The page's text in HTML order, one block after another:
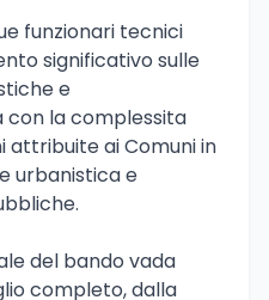
funzionari tecnici
significativo sulle
e
con la complessita
attribuite ai Comuni in
urbanistica e
del bando vada
completo, dalla